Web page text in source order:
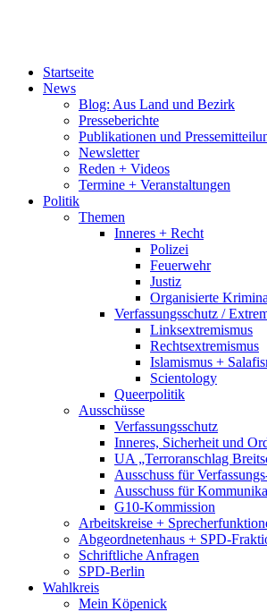
Startseite
News
Blog: Aus Land und Bezirk
Presseberichte
Publikationen und
Newsletter
Reden + Videos
Termine + Veranstaltungen
Politik
Themen
Inneres + Recht
Polizei
Feuerwehr
Justiz
Organisierte
Verfassungsschutz /
Linksextremismus
Rechtsextremismus
Islamismus +
Scientology
Queerpolitik
Ausschüsse
Verfassungsschutz
Inneres, Sicherheit und
UA „Terroranschlag
Ausschuss für
Ausschuss für
G10-Kommission
Arbeitskreise +
Abgeordnetenhaus + SPD-
Schriftliche Anfragen
SPD-Berlin
Wahlkreis
Mein Köpenick